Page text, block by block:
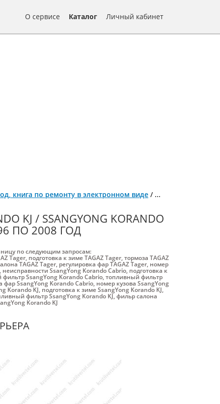
О сервисе Каталог Личный кабинет
книга по ремонту в электронном виде / ...
KJ / SSANGYONG KORANDO
ПО 2008 ГОД
по следующим запросам:
Tager, подготовка к зиме ТАGАZ Tager,тормоза ТАGАZ
ТАGАZ Tager, регулировка фар ТАGАZ Tager, номер
неисправности SsangYong Korando Cabrio, подготовка к
SsangYong Korando Cabrio,топливный фильтр
фар SsangYong Korando Cabrio, номер кузова SsangYong
Korando KJ, подготовка к зиме SsangYong Korando KJ,
фильтр SsangYong Korando KJ,фильр салона
Korando KJ